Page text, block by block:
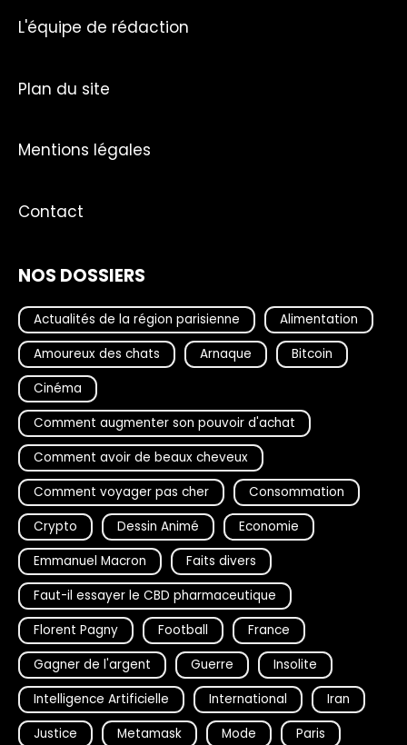
L'équipe de rédaction
Plan du site
Mentions légales
Contact
NOS DOSSIERS
Actualités de la région parisienne
Alimentation
Amoureux des chats
Arnaque
Bitcoin
Cinéma
Comment augmenter son pouvoir d'achat
Comment avoir de beaux cheveux
Comment voyager pas cher
Consommation
Crypto
Dessin Animé
Economie
Emmanuel Macron
Faits divers
Faut-il essayer le CBD pharmaceutique
Florent Pagny
Football
France
Gagner de l'argent
Guerre
Insolite
Intelligence Artificielle
International
Iran
Justice
Metamask Mode Paris